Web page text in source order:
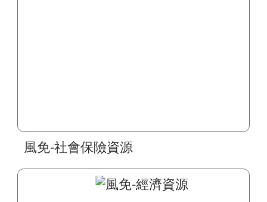
風免-社會保險資源